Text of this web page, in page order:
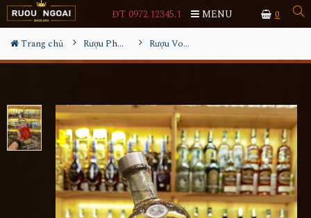
0
ĐT 0972.12345.1 MENU
Trang chủ Rượu Pha Chế Rượu Vodka Absolut Apple 1L